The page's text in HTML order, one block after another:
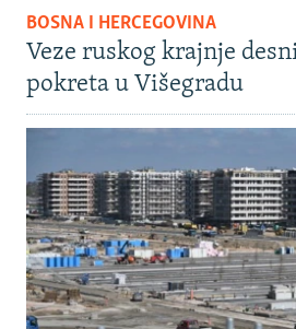
BOSNA I HERCEGOVINA
Veze ruskog krajnje
pokreta u Višegradu